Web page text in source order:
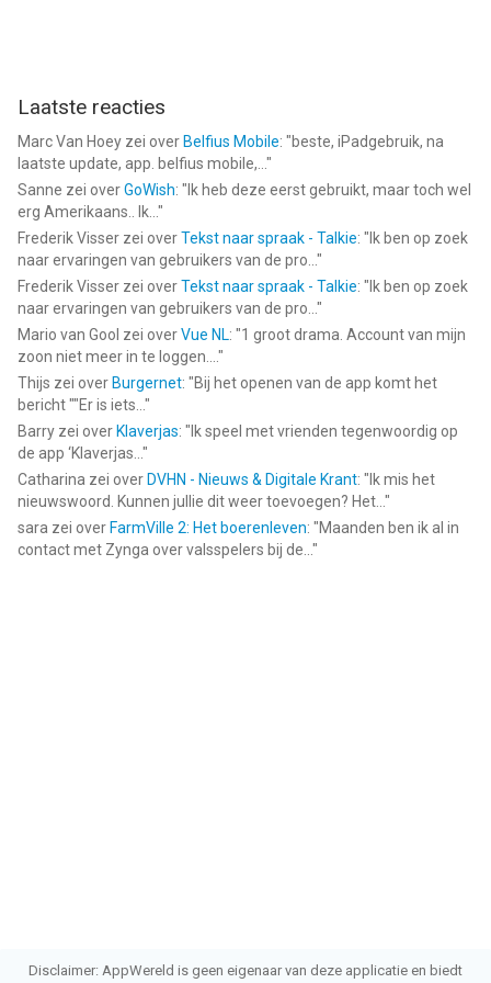
Laatste reacties
Marc Van Hoey zei over Belfius Mobile: "beste, iPadgebruik, na
laatste update, app. belfius mobile,... "
Sanne zei overGoWish: " Ik heb deze eerst gebruikt, maar toch wel
erg Amerikaans.. Ik... "
Frederik Visser zei overTekst naar spraak - Talkie: " Ik ben op zoek
naar ervaringen van gebruikers van de pro... "
Frederik Visser zei overTekst naar spraak - Talkie: " Ik ben op zoek
naar ervaringen van gebruikers van de pro... "
Mario van Gool zei overVue NL: "1 groot drama. Account van mijn
zoon niet meer in te loggen.... "
Thijs zei over Burgernet: "Bij het openen van de app komt het
bericht ""Er is iets... "
Barry zei over Klaverjas: " Ik speel met vrienden tegenwoordig op
de app ‘Klaverjas... "
Catharina zei over DVHN - Nieuws & Digitale Krant: " Ik mis het
nieuwswoord. Kunnen jullie dit weer toevoegen? Het... "
sara zei over FarmVille 2: Het boerenleven: "Maanden ben ik al in
contact met Zynga over valsspelers bij de... "
Disclaimer: AppWereld is geen eigenaar van deze applicatie en biedt